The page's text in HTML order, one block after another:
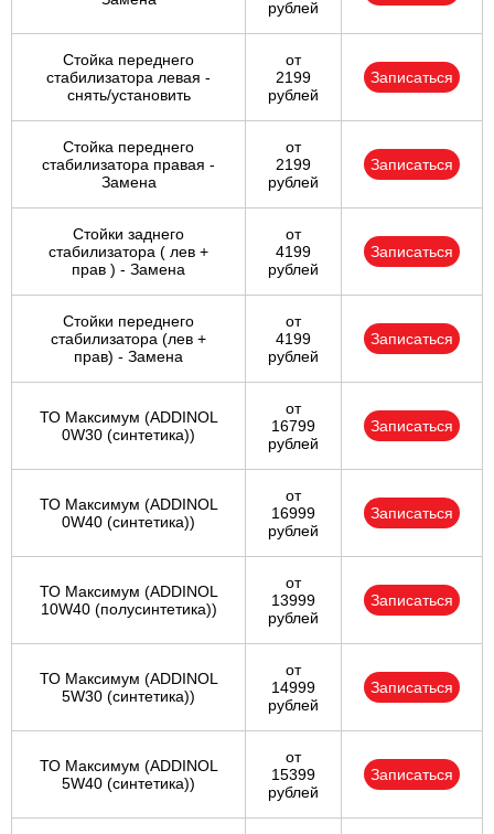
рублей
Стойка переднего
стабилизатора левая -
снять/установить
от
2199
рублей
Записаться
Стойка переднего
стабилизатора правая -
Замена
от
2199
рублей
Записаться
Стойки заднего
стабилизатора ( лев +
прав ) - Замена
от
4199
рублей
Записаться
Стойки переднего
стабилизатора (лев +
прав) - Замена
от
4199
рублей
Записаться
ТО Максимум (ADDINOL
0W30 (синтетика))
от
16799
рублей
Записаться
ТО Максимум (ADDINOL
0W40 (синтетика))
от
16999
рублей
Записаться
ТО Максимум (ADDINOL
10W40 (полусинтетика))
от
13999
рублей
Записаться
ТО Максимум (ADDINOL
5W30 (синтетика))
от
14999
рублей
Записаться
ТО Максимум (ADDINOL
5W40 (синтетика))
от
15399
рублей
Записаться